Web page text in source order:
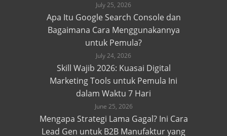
July 25, 2026
Apa Itu Google Search Console dan
Bagaimana Cara Menggunakannya
untuk Pemula?
July 24, 2026
Skill Wajib 2026: Kuasai Digital
Marketing Tools untuk Pemula Ini
dalam Waktu 7 Hari
June 25, 2026
Mengapa Strategi Lama Gagal? Ini Cara
Lead Gen untuk B2B Manufaktur yang